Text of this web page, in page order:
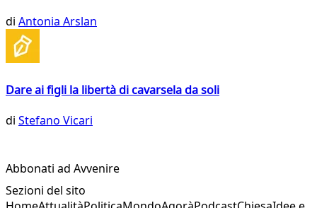
di Antonia Arslan
Dare ai figli la libertà di cavarsela da soli
di Stefano Vicari
Abbonati ad Avvenire
Sezioni del sito